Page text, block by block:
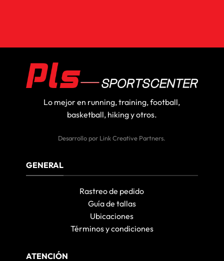
Lo mejor en running, training, football,
basketball, hiking y otros.
Desarrollo por Link Creative Partners.
GENERAL
Rastreo de pedido
Guía de tallas
Ubicaciones
Términos y condiciones
ATENCIÓN